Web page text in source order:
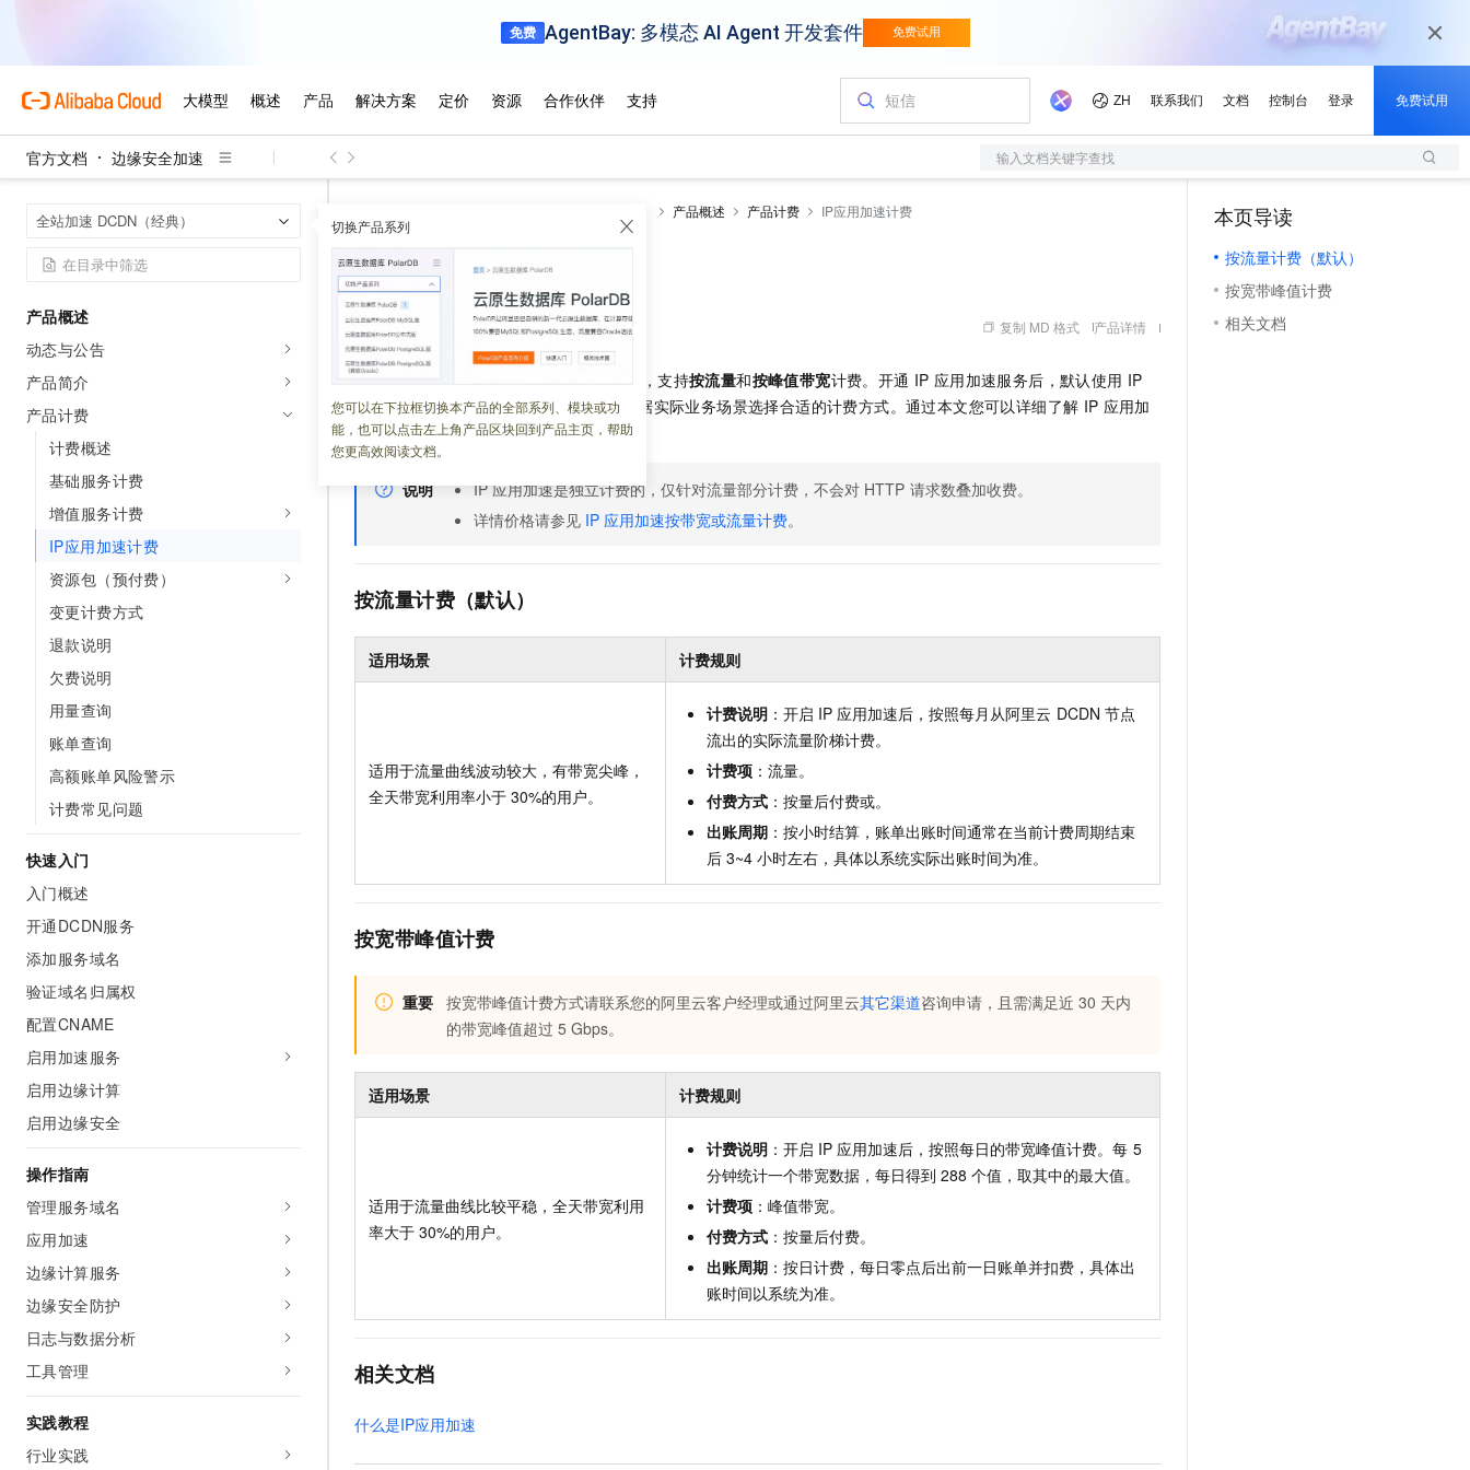
官方文档 边缘安全加速 输入文档关键字查找
全站加速 DCDN（经典） 切换产品系列
您可以在下拉框切换本产品的全部系列、模块或功
能，也可以点击左上角产品区块回到产品主页，帮助
您更高效阅读文档。
产品概述
动态与公告
产品简介
产品计费
计费概述
基础服务计费
增值服务计费
IP应用加速计费
资源包（预付费）
变更计费方式
退款说明
欠费说明
用量查询
账单查询
高额账单风险警示
计费常见问题
快速入门
入门概述
开通DCDN服务
添加服务域名
验证域名归属权
配置CNAME
启用加速服务
启用边缘计算
启用边缘安全
操作指南
管理服务域名
应用加速
边缘计算服务
边缘安全防护
日志与数据分析
工具管理
实践教程
行业实践
产品概述 产品计费 IP应用加速计费
IP应用加速计费
更新时间： 2024-10-25 01:52:58 复制 MD 格式 产品详情
IP 应用加速和全站加速是两个独立的服务，支持按流量和按峰值带宽计费。开通 IP 应用加速服务后，默认使用 IP
应用加速服务产生的流量计费，您可以根据实际业务场景选择合适的计费方式。通过本文您可以详细了解 IP 应用加
速服务的计费方式和注意事项。
说明 IP 应⽤加速是独⽴计费的，仅针对流量部分计费，不会对 HTTP 请求数叠加收费。
详情价格请参见 IP 应用加速按带宽或流量计费。
按流量计费（默认）
适用场景 计费规则
适用于流量曲线波动较大，有带宽尖峰，
全天带宽利用率小于 30%的用户。
计费说明 ：开启 IP 应用加速后，按照每月从阿里云 DCDN 节点
流出的实际流量阶梯计费。
计费项 ：流量。
付费方式 ：按量后付费或。
出账周期 ：按小时结算，账单出账时间通常在当前计费周期结束
后 3~4 小时左右，具体以系统实际出账时间为准。
按宽带峰值计费
重要 按宽带峰值计费方式请联系您的阿里云客户经理或通过阿里云其它渠道咨询申请 ，且需满足近 30 天内
的带宽峰值超过 5 Gbps。
适用场景 计费规则
适用于流量曲线比较平稳，全天带宽利用
率大于 30%的用户。
计费说明 ：开启 IP 应用加速后，按照每日的带宽峰值计费。每 5
分钟统计一个带宽数据，每日得到 288 个值，取其中的最大值。
计费项 ：峰值带宽。
付费方式 ：按量后付费。
出账周期 ：按日计费，每日零点后出前一日账单并扣费，具体出
账时间以系统为准。
相关文档
什么是IP应用加速
本页导读
按流量计费（默认）
按宽带峰值计费
相关文档